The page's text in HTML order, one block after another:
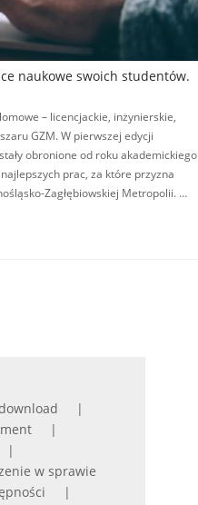
naukowe swoich studentów.
– licencjackie, inżynierskie,
GZM. W pierwszej edycji
obronione od roku akademickiego
prac, za które przyzna
Zagłębiowskiej Metropolii. …
w sprawie